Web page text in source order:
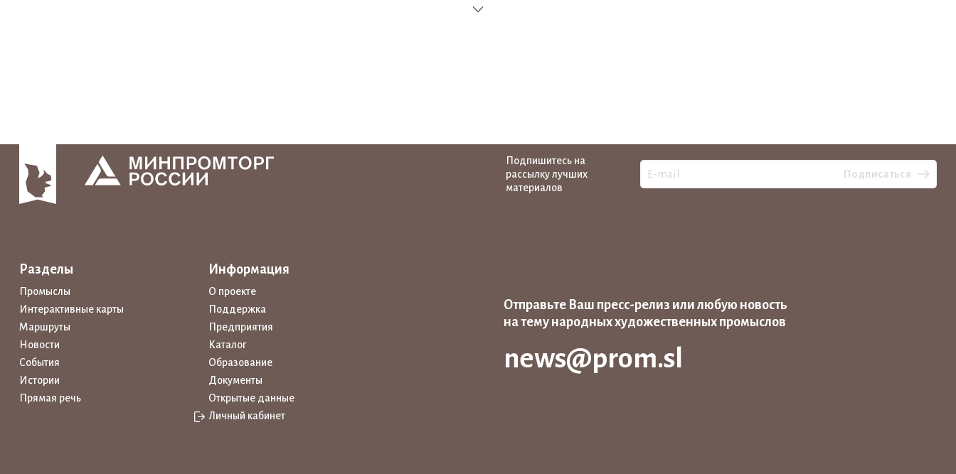
Подпишитесь на
рассылку лучших
материалов
Подписаться
Разделы
Промыслы
Интерактивные карты
Маршруты
Новости
События
Истории
Прямая речь
Информация
О проекте
Поддержка
Предприятия
Каталог
Образование
Документы
Открытые данные
Личный кабинет
Отправьте Ваш пресс-релиз или любую новость
на тему народных художественных промыслов
news@prom.sl